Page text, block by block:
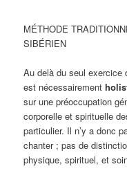
MÉTHODE
SIBÉRIEN
Au delà du seul exercice
est nécessairement
sur une préoccupation
corporelle et spirituelle
particulier. Il n’y a donc
chanter ; pas de
physique, spirituel, et